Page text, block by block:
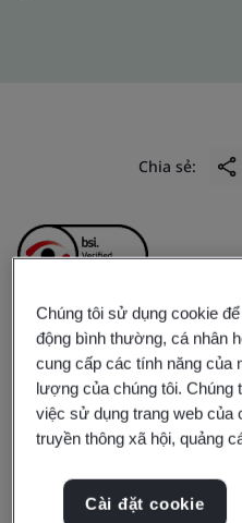
Chia sẻ:
Dongguan
Electronics
Co., Ltd.
Chúng tôi sử dụng cookie
động bình thường, cá nhân
cung cấp các tính năng của
lượng của chúng tôi. Chúng
việc sử dụng trang web của
truyền thông xã hội, quảng
Cài đặt cookie